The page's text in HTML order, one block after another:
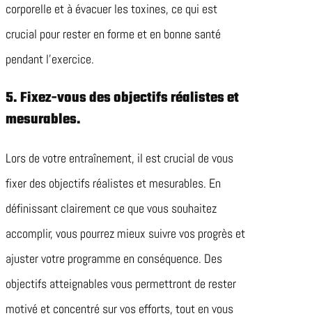
corporelle et à évacuer les toxines, ce qui est
crucial pour rester en forme et en bonne santé
pendant l’exercice.
5. Fixez-vous des objectifs réalistes et
mesurables.
Lors de votre entraînement, il est crucial de vous
fixer des objectifs réalistes et mesurables. En
définissant clairement ce que vous souhaitez
accomplir, vous pourrez mieux suivre vos progrès et
ajuster votre programme en conséquence. Des
objectifs atteignables vous permettront de rester
motivé et concentré sur vos efforts, tout en vous